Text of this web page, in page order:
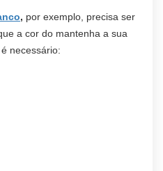
, por exemplo, precisa ser
a cor do mantenha a sua
necessário: